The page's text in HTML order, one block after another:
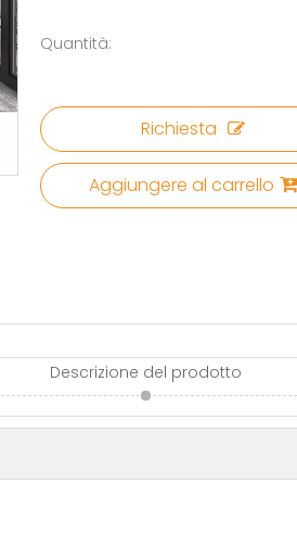
Quantità:
Richiesta
Aggiungere al carrello
Descrizione del prodotto